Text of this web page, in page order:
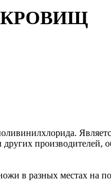
производителей,
в разных местах на